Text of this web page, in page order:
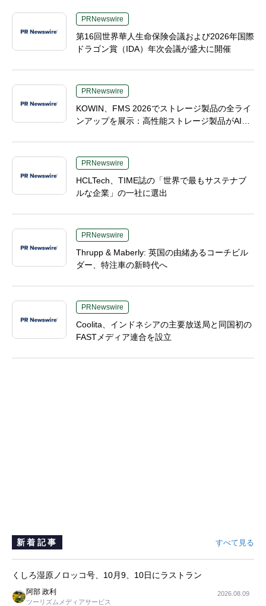
PRNewswire
第16回世界華人生命保険会議および2026年国際
ドラゴン賞（IDA）年次会議が盛大に開催
PRNewswire
KOWIN、FMS 2026でストレージ製品の全ライ
ンアップを展示：高性能ストレージ製品がAI分
PRNewswire
HCLTech、TIME誌の「世界で最もサステナブ
ルな企業」の一社に選出
PRNewswire
Thrupp & Maberly: 英国の由緒あるコーチビル
ダー、特注車の新時代へ
PRNewswire
Coolita、インドネシアの主要放送局と同国初の
FASTメディア連合を設立
新着記事 すべて見る
くしろ湿原ノロッコ号、10月9、10日にラストラン
阿部 政利
ツーリズムメディアサービス
2026.08.09